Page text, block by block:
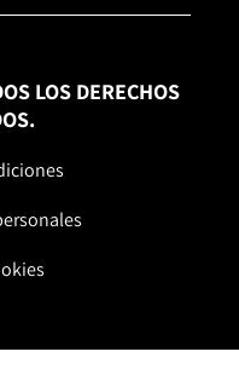
LOS DERECHOS